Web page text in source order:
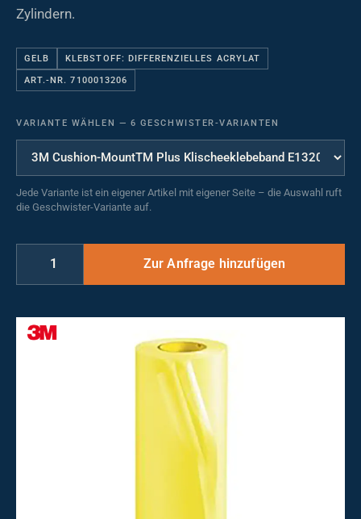
Zylindern.
GELB KLEBSTOFF: DIFFERENZIELLES ACRYLAT
ART.-NR. 7100013206
VARIANTE WÄHLEN — 6 GESCHWISTER-VARIANTEN
Jede Variante ist ein eigener Artikel mit eigener Seite – die Auswahl ruft
die Geschwister-Variante auf.